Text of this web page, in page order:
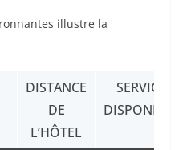
illustre la
DISTANCE
DE
L’HÔTEL
SERVICES